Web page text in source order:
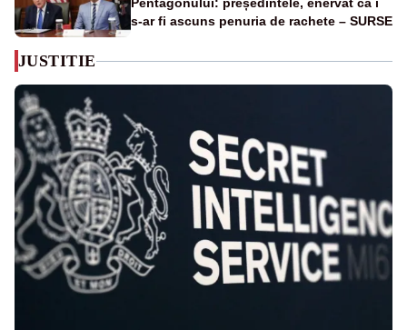
s-ar fi ascuns penuria de rachete – SURSE
JUSTITIE